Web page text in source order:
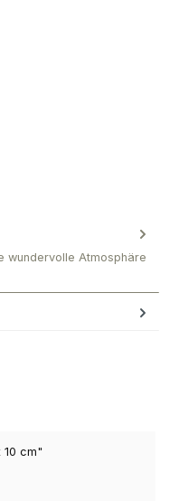
wundervolle Atmosphäre